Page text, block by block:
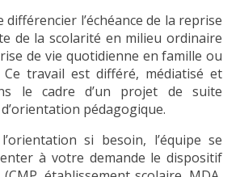
l’échéance de la reprise
de la scolarité en milieu ordinaire
de vie quotidienne en famille ou
Ce travail est différé, médiatisé et
le cadre d’un projet de suite
pédagogique.
si besoin, l’équipe se
à votre demande le dispositif